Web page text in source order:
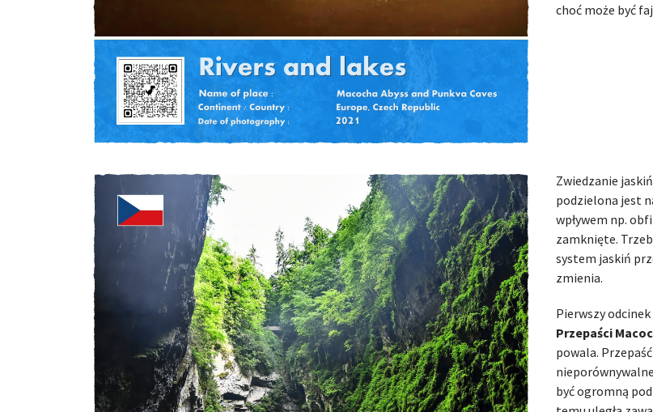
choć może być
Zwiedzanie
podzielona jest
wpływem np.
zamknięte.
system jaskiń
zmienia.
Pierwszy
Przepaści
powala.
być ogromną